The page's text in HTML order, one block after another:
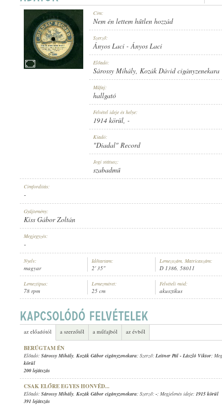
SÁROSSY MIHÁLY ,KOZÁK DÁVID CIGÁNYZENEKARA
HALLGATÓ
LEMEZSZÁM:
Cím:
Nem én lettem hűtlen hozzád
Szerző:
Ányos Laci -Ányos Laci
Előadó:
Sárossy Mihály, Kozák Dávid cigányzenekara
Műfaj:
hallgató
Felvétel ideje és helye:
1914 körül, -
Kiadó:
"Diadal" Record
Jogi státusz:
szabadmű
Címfordítás:
-
Gyűjtemény:
Kiss Gábor Zoltán
Megjegyzés:
-
Nyelv:
magyar
Időtartam:
2' 35"
Lemezszám, Matricaszám:
D 1386, 58011
Lemeztípus:
78 rpm
Lemezméret:
25 cm
Felvételi mód:
akusztikus
az előadótól a szerzőtől a műfajból az évből
BERÚGTAM ÉN
Előadó: Sárossy Mihály, Kozák Gábor cigányzenekara; Szerző: Leitner Pál - László Viktor;
körül
200 lejátszás
CSAK ELŐRE EGYES HONVÉD...
Előadó: Sárossy Mihály, Kozák Gábor cigányzenekara; Szerző: -; Megjelenés ideje: 1915 körül
391 lejátszás